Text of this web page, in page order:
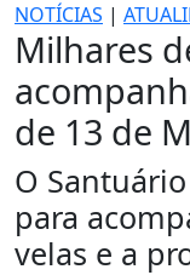
NOTÍCIAS |
Milhares
de 13 de
O
para
velas e a